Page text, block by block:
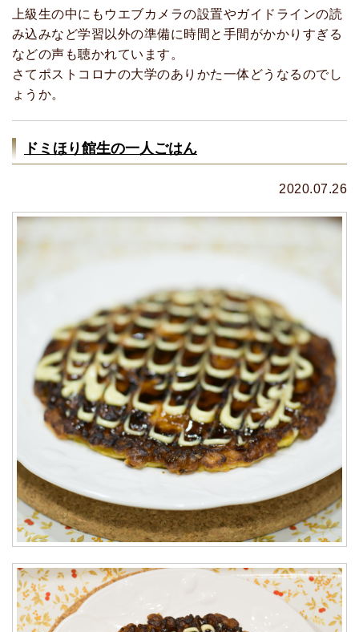
上級生の中にもウエブカメラの設置やガイドラインの読
み込みなど学習以外の準備に時間と手間がかかりすぎる
などの声も聴かれています。
さてポストコロナの大学のありかた一体どうなるのでし
ょうか。
ドミほり館生の一人ごはん
2020.07.26